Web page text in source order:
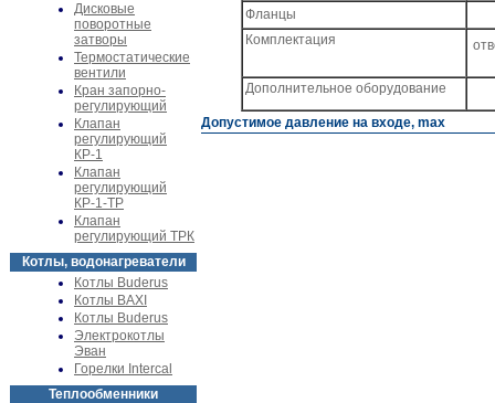
Дисковые
поворотные
затворы
Термостатические
вентили
Кран запорно-
регулирующий
Клапан
регулирующий
КР-1
Клапан
регулирующий
КР-1-ТР
Клапан
регулирующий ТРК
Котлы, водонагреватели
Котлы Buderus
Котлы BAXI
Котлы Buderus
Электрокотлы
Эван
Горелки Intercal
Теплообменники
Фланцы
Комплектация
Дополнительное оборудование
Допустимое давление на входе, max